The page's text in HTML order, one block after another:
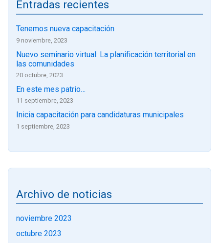
Entradas recientes
Tenemos nueva capacitación
9 noviembre, 2023
Nuevo seminario virtual: La planificación territorial en
las comunidades
20 octubre, 2023
En este mes patrio…
11 septiembre, 2023
Inicia capacitación para candidaturas municipales
1 septiembre, 2023
Archivo de noticias
noviembre 2023
octubre 2023